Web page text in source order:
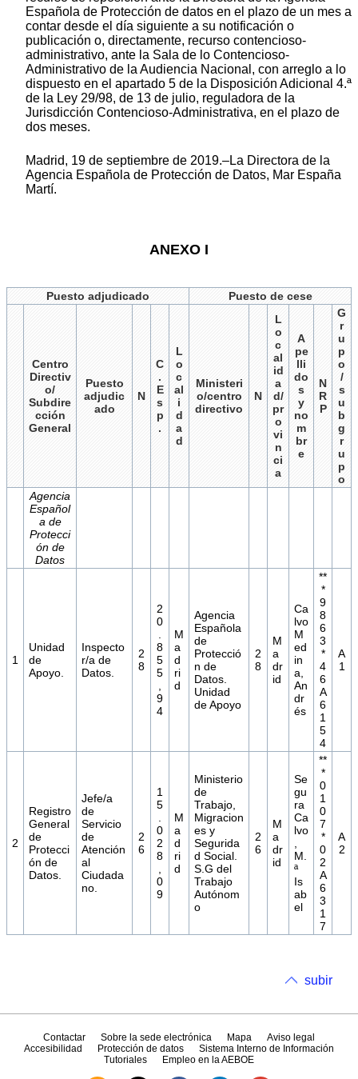
Española de Protección de datos en el plazo de un mes a
contar desde el día siguiente a su notificación o
publicación o, directamente, recurso contencioso-
administrativo, ante la Sala de lo Contencioso-
Administrativo de la Audiencia Nacional, con arreglo a lo
dispuesto en el apartado 5 de la Disposición Adicional 4.ª
de la Ley 29/98, de 13 de julio, reguladora de la
Jurisdicción Contencioso-Administrativa, en el plazo de
dos meses.
Madrid, 19 de septiembre de 2019.–La Directora de la
Agencia Española de Protección de Datos, Mar España
Martí.
ANEXO I
Puesto adjudicado Puesto de cese
Centro
Directiv
o/
Subdire
cción
General
Puesto
adjudic
ado
N
C
.
E
s
p
.
L
o
c
al
i
d
a
d
Ministeri
o/centro
directivo
N
L
o
c
al
id
a
d/
pr
o
vi
n
ci
a
A
pe
lli
do
s
y
no
m
br
e
N
R
P
G
r
u
p
o
/
s
u
b
g
r
u
p
o
Agencia
Español
a de
Protecci
ón de
Datos
1
Unidad
de
Apoyo.
Inspecto
r/a de
Datos.
2
8
2
0
8
5
5
9
4
M
a
d
ri
d
Agencia
Española
de
Protecció
n de
Datos.
Unidad
de Apoyo
2
8
M
a
dr
id
Ca
lvo
M
ed
in
a,
An
dr
és
**
*
9
8
6
3
*
4
6
A
6
1
5
4
A
1
2
Registro
General
de
Protecci
ón de
Datos.
Jefe/a
de
Servicio
de
Atención
al
Ciudada
no.
2
6
1
5
0
2
8
0
9
M
a
d
ri
d
Ministerio
de
Trabajo,
Migracion
es y
Segurida
d Social.
S.G del
Trabajo
Autónom
o
2
6
M
a
dr
id
Se
gu
ra
Ca
lvo
M.
ª
Is
ab
el
**
*
0
1
0
7
*
0
2
A
6
3
1
7
A
2
subir
Contactar Sobre la sede electrónica Mapa
Aviso legal
Accesibilidad
Protección de datos
Sistema Interno de Información
Tutoriales
Empleo en la AEBOE